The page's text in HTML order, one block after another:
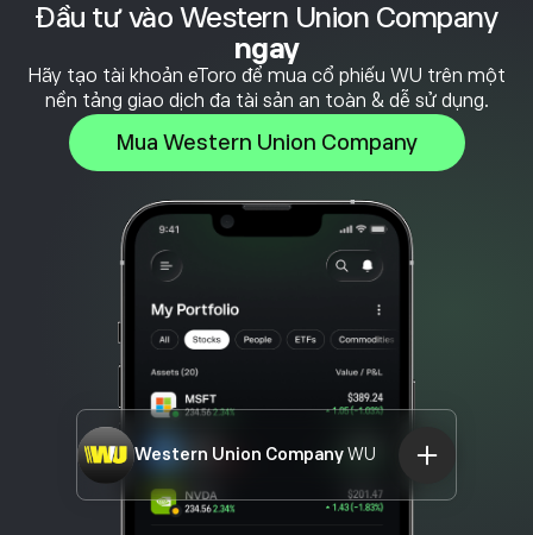
Đầu tư vào Western Union Company
ngay
Hãy tạo tài khoản eToro để mua cổ phiếu WU trên một
nền tảng giao dịch đa tài sản an toàn & dễ sử dụng.
Mua Western Union Company
Western Union CompanyWU